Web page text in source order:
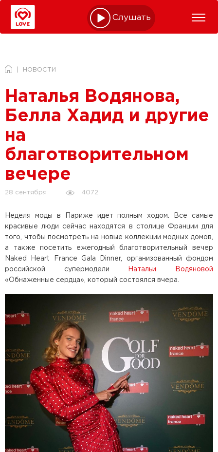
Слушать online
НОВОСТИ
Наталья Водянова,
Белла Хадид и другие
на
благотворительном
вечере
28 сентября 4072
Неделя моды в Париже идет полным ходом. Все самые
красивые люди сейчас находятся в столице Франции для
того, чтобы посмотреть на новые коллекции модных домов,
а также посетить ежегодный благотворительный вечер
Naked Heart France Gala Dinner, организованный фондом
российской супермодели
Натальи Водяновой
«Обнаженные сердца», который состоялся вчера.